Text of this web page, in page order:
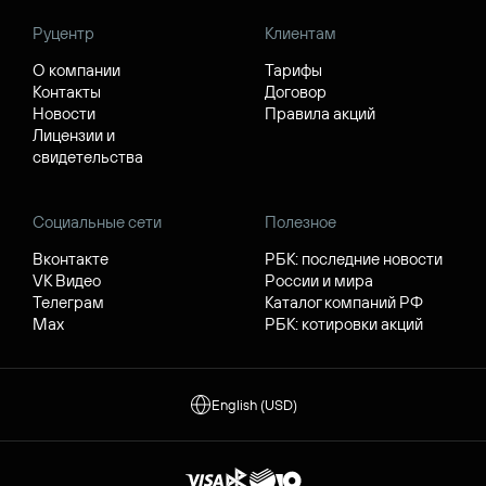
Руцентр
О компании
Контакты
Новости
Лицензии и
свидетельства
Клиентам
Тарифы
Договор
Правила акций
Социальные сети
Вконтакте
VK Видео
Телеграм
Max
Полезное
РБК: последние новости
России и мира
Каталог компаний РФ
РБК: котировки акций
English (USD)